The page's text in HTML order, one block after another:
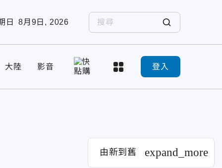
日 8月9日, 2026
大陸 影音 登入
由新到舊 expand_more